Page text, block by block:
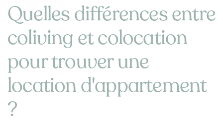
Quelles différences entre
coliving et colocation
pour trouver une
location d'appartement
?